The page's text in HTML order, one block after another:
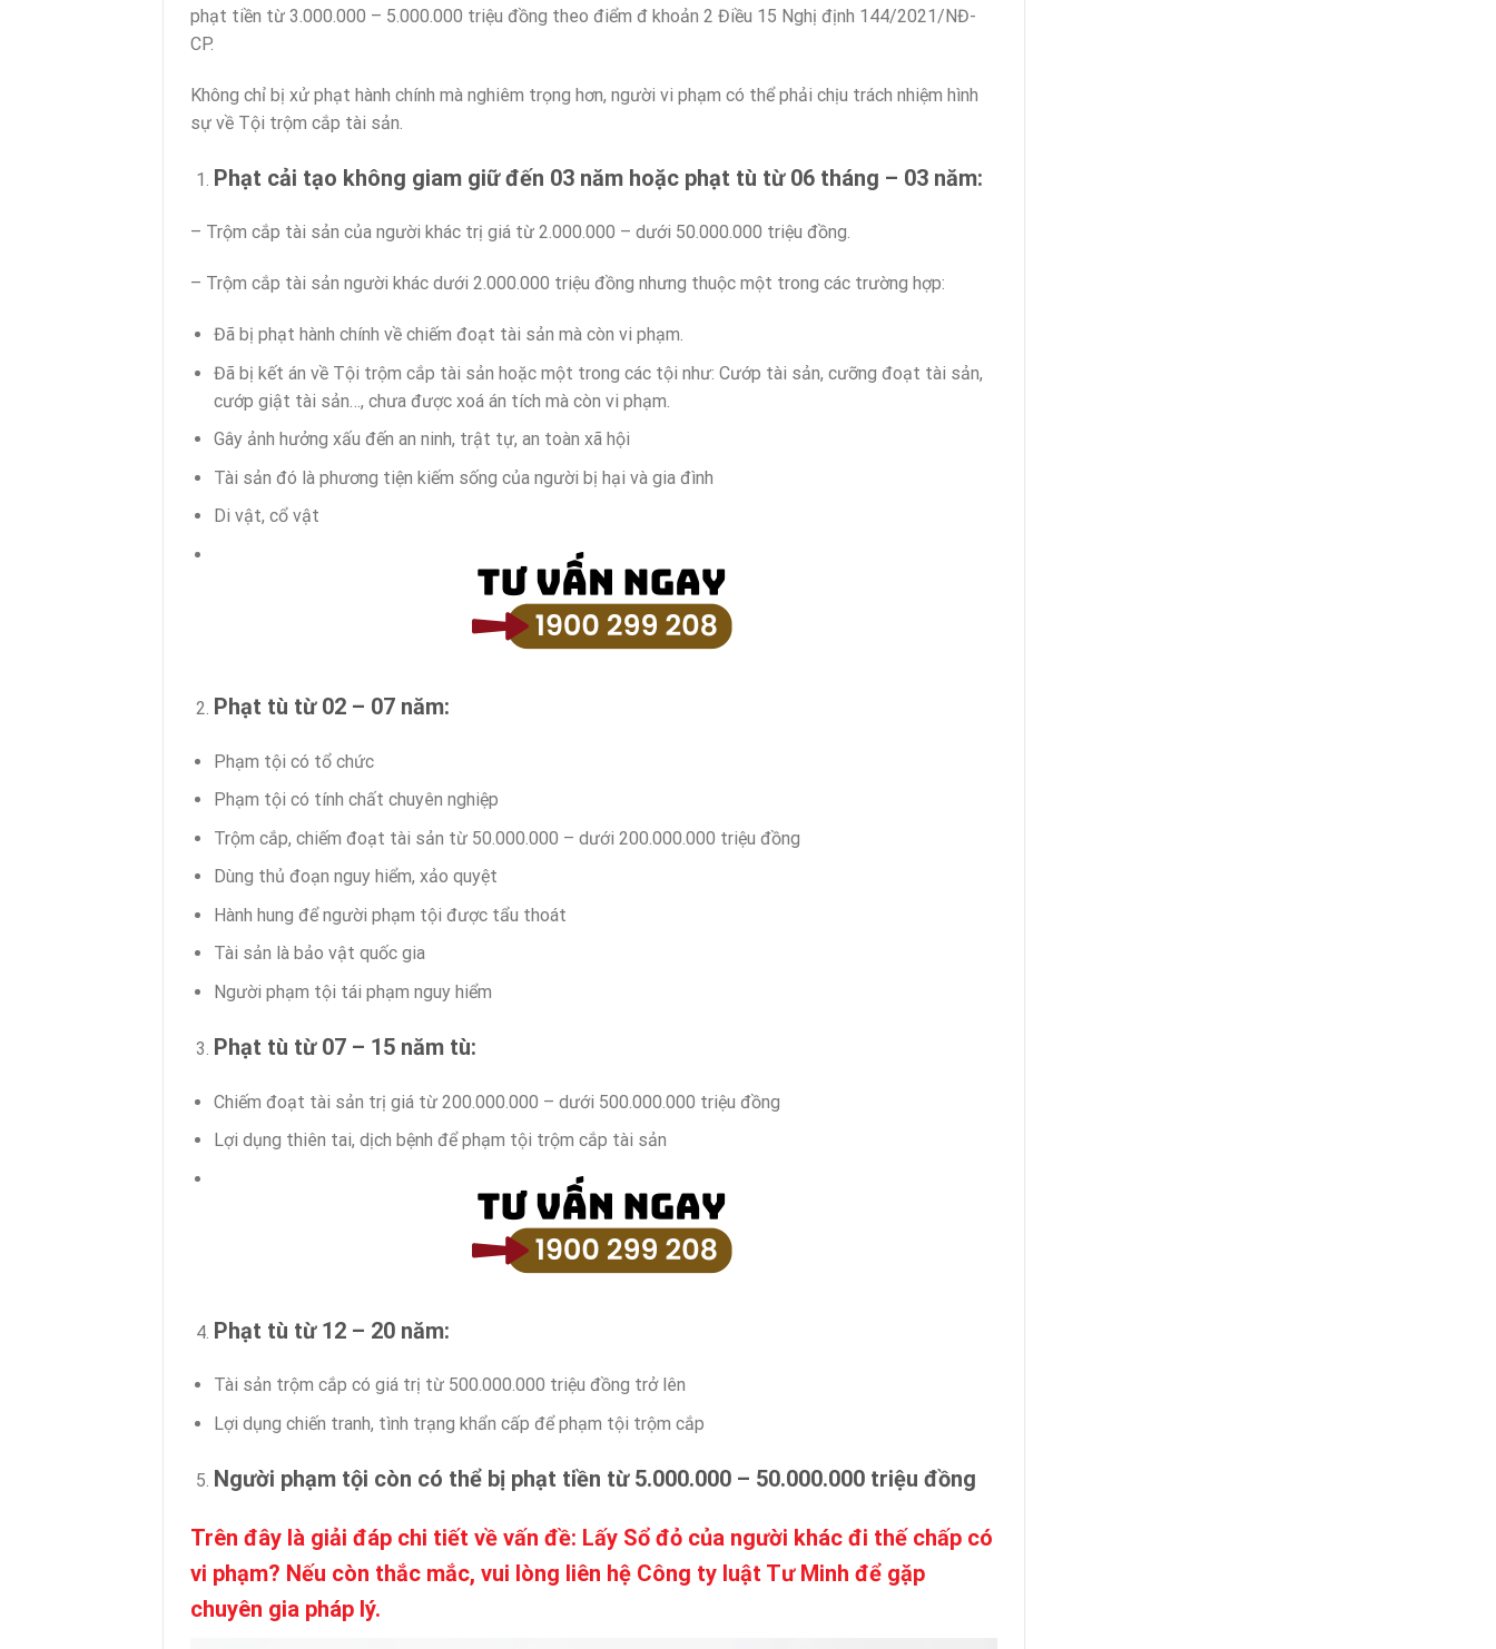
phạt tiền từ 3.000.000 – 5.000.000 triệu đồng theo điểm đ khoản 2 Điều 15 Nghị định 144/2021/NĐ-
CP.
Không chỉ bị xử phạt hành chính mà nghiêm trọng hơn, người vi phạm có thể phải chịu trách nhiệm hình
sự về Tội trộm cắp tài sản.
Phạt cải tạo không giam giữ đến 03 năm hoặc phạt tù từ 06 tháng – 03 năm:
– Trộm cắp tài sản của người khác trị giá từ 2.000.000 – dưới 50.000.000 triệu đồng.
– Trộm cắp tài sản người khác dưới 2.000.000 triệu đồng nhưng thuộc một trong các trường hợp:
Đã bị phạt hành chính về chiếm đoạt tài sản mà còn vi phạm.
Đã bị kết án về Tội trộm cắp tài sản hoặc một trong các tội như: Cướp tài sản, cưỡng đoạt tài sản,
cướp giật tài sản…, chưa được xoá án tích mà còn vi phạm.
Gây ảnh hưởng xấu đến an ninh, trật tự, an toàn xã hội
Tài sản đó là phương tiện kiếm sống của người bị hại và gia đình
Di vật, cổ vật
Phạt tù từ 02 – 07 năm:
Phạm tội có tổ chức
Phạm tội có tính chất chuyên nghiệp
Trộm cắp, chiếm đoạt tài sản từ 50.000.000 – dưới 200.000.000 triệu đồng
Dùng thủ đoạn nguy hiểm, xảo quyệt
Hành hung để người phạm tội được tẩu thoát
Tài sản là bảo vật quốc gia
Người phạm tội tái phạm nguy hiểm
Phạt tù từ 07 – 15 năm tù:
Chiếm đoạt tài sản trị giá từ 200.000.000 – dưới 500.000.000 triệu đồng
Lợi dụng thiên tai, dịch bệnh để phạm tội trộm cắp tài sản
Phạt tù từ 12 – 20 năm:
Tài sản trộm cắp có giá trị từ 500.000.000 triệu đồng trở lên
Lợi dụng chiến tranh, tình trạng khẩn cấp để phạm tội trộm cắp
Người phạm tội còn có thể bị phạt tiền từ 5.000.000 – 50.000.000 triệu đồng
Trên đây là giải đáp chi tiết về vấn đề: Lấy Sổ đỏ của người khác đi thế chấp có
vi phạm? Nếu còn thắc mắc, vui lòng liên hệ Công ty luật Tư Minh để gặp
chuyên gia pháp lý.